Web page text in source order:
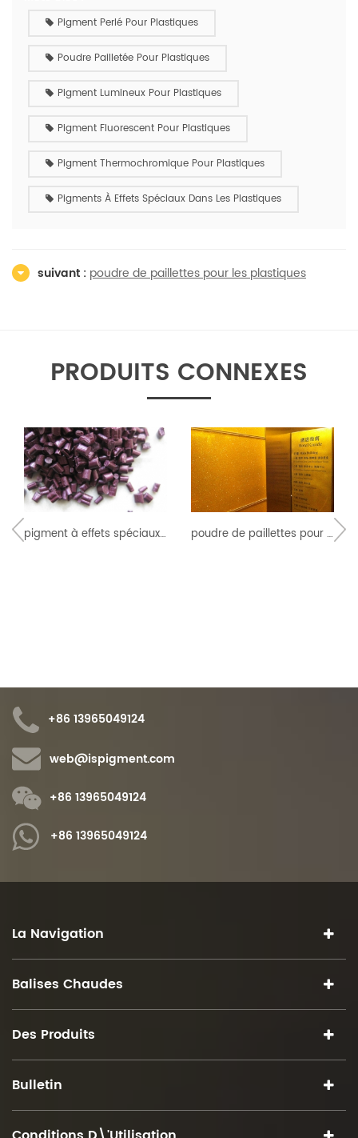
Pigment Perlé Pour Plastiques
Poudre Pailletée Pour Plastiques
Pigment Lumineux Pour Plastiques
Pigment Fluorescent Pour Plastiques
Pigment Thermochromique Pour Plastiques
Pigments À Effets Spéciaux Dans Les Plastiques
suivant : poudre de paillettes pour les plastiques
PRODUITS CONNEXES
pigment à effets spéciaux pour plastiques poudre de paillettes pour les plastiques
+86 13965049124
web@ispigment.com
+86 13965049124
+86 13965049124
La Navigation
Balises Chaudes
Des Produits
Bulletin